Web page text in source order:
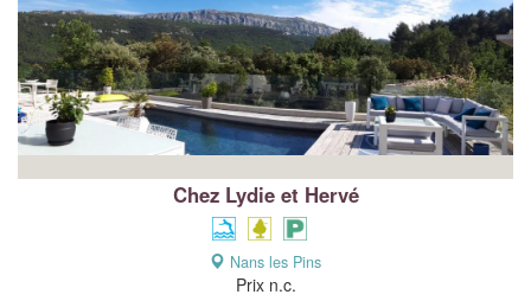
Chez Lydie et Hervé
Nans les Pins
Prix n.c.